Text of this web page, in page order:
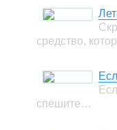
средство,
спешите…